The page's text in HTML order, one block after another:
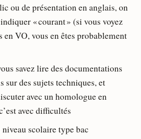
ou de présentation en anglais, on
« courant » (si vous voyez
en VO, vous en êtes probablement
savez lire des documentations
sur des sujets techniques, et
avec un homologue en
avec difficultés
scolaire type bac